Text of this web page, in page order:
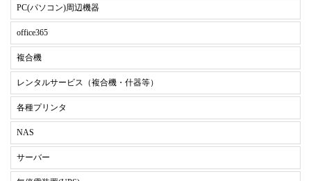
PC(パソコン)周辺機器
office365
複合機
レンタルサービス（複合機・什器等）
各種プリンタ
NAS
サーバー